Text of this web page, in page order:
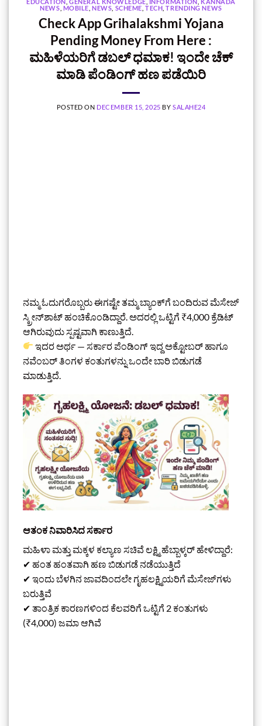
NEWS MOBILE ,NEWS SCHEME ,TECH ,TRENDING NEWS
Check App Grihalakshmi Yojana
Pending Money From Here :
ಮಹಿಳೆಯರಿಗೆ ಡಬಲ್ ಧಮಾಕ! ಇಂದೇ ಚೆಕ್‌
ಮಾಡಿ ಪೆಂಡಿಂಗ್ ಹಣ ಪಡೆಯಿರಿ
POSTED ON DECEMBER 15, 2025 BY SALAHE24
ನಮ್ಮ ಓದುಗರೊಬ್ಬರು ಈಗಷ್ಟೇ ತಮ್ಮ ಬ್ಯಾಂಕ್‌ಗೆ ಬಂದಿರುವ ಮೆಸೇಜ್‌
ಸ್ಕ್ರೀನ್‌ಶಾಟ್‌ ಹಂಚಿಕೊಂಡಿದ್ದಾರೆ. ಅದರಲ್ಲಿ ಒಟ್ಟಿಗೆ ₹4,000 ಕ್ರೆಡಿಟ್
ಆಗಿರುವುದು ಸ್ಪಷ್ಟವಾಗಿ ಕಾಣುತ್ತಿದೆ.
ಇದರ ಅರ್ಥ — ಸರ್ಕಾರ ಪೆಂಡಿಂಗ್ ಇದ್ದ ಅಕ್ಟೋಬರ್ ಹಾಗೂ
ನವೆಂಬರ್ ತಿಂಗಳ ಕಂತುಗಳನ್ನು ಒಂದೇ ಬಾರಿ ಬಿಡುಗಡೆ
ಮಾಡುತ್ತಿದೆ.
ಆತಂಕ ನಿವಾರಿಸಿದ ಸರ್ಕಾರ
ಮಹಿಳಾ ಮತ್ತು ಮಕ್ಕಳ ಕಲ್ಯಾಣ ಸಚಿವೆ ಲಕ್ಷ್ಮಿ ಹೆಬ್ಬಾಳ್ಕರ್ ಹೇಳಿದ್ದಾರೆ:
✔ ಹಂತ ಹಂತವಾಗಿ ಹಣ ಬಿಡುಗಡೆ ನಡೆಯುತ್ತಿದೆ
✔ ಇಂದು ಬೆಳಗಿನ ಜಾವದಿಂದಲೇ ಗೃಹಲಕ್ಷ್ಮಿಯರಿಗೆ ಮೆಸೇಜ್‌ಗಳು
ಬರುತ್ತಿವೆ
✔ ತಾಂತ್ರಿಕ ಕಾರಣಗಳಿಂದ ಕೆಲವರಿಗೆ ಒಟ್ಟಿಗೆ 2 ಕಂತುಗಳು
(₹4,000) ಜಮಾ ಆಗಿವೆ